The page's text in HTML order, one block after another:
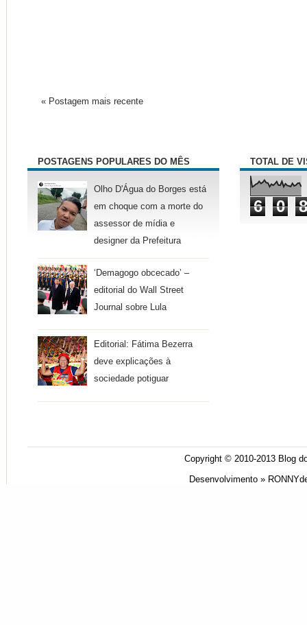
« Postagem mais recente
POSTAGENS POPULARES DO MÊS
Olho D'Água do Borges está
em choque com a morte do
assessor de mídia e
designer da Prefeitura
‘Demagogo obcecado’ –
editorial do Wall Street
Journal sobre Lula
Editorial: Fátima Bezerra
deve explicações à
sociedade potiguar
TOTAL DE
6 0 8
Copyright © 2010-2013 Blog
Desenvolvimento »